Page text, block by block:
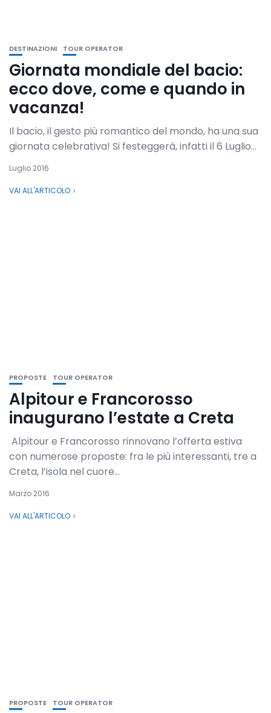
DESTINAZIONI TOUR OPERATOR
Giornata mondiale del bacio:
ecco dove, come e quando in
vacanza!
Il bacio, il gesto più romantico del mondo, ha una sua
giornata celebrativa! Si festeggerà, infatti il 6 Luglio...
Luglio 2016
VAI ALL'ARTICOLO
PROPOSTE TOUR OPERATOR
Alpitour e Francorosso
inaugurano l’estate a Creta
Alpitour e Francorosso rinnovano l’offerta estiva
con numerose proposte: fra le più interessanti, tre a
Creta, l’isola nel cuore...
Marzo 2016
VAI ALL'ARTICOLO
PROPOSTE TOUR OPERATOR